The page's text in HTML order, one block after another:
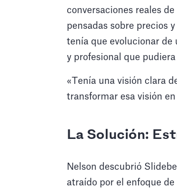
conversaciones reales
pensadas sobre precios
tenía que evolucionar de
y profesional que
«Tenía una visión clara
transformar esa visión
La Solución:
Nelson descubrió
atraído por el enfoque